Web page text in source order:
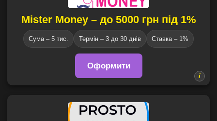
Mister Money – до 5000 грн під 1%
Сума – 5 тис. Термін – 3 до 30 днів Ставка – 1%
Оформити